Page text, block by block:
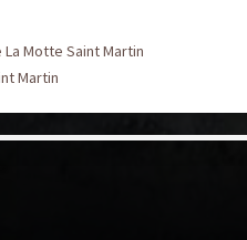
Motte Saint Martin
Martin